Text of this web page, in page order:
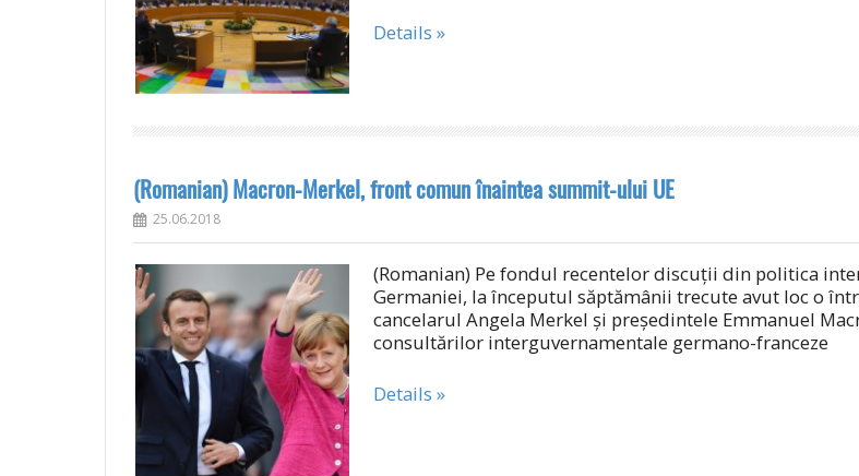
Details »
(Romanian) Macron-Merkel, front comun înaintea summit-ului UE
25.06.2018
(Romanian) Pe fondul recentelor discuții din politica
Germaniei, la începutul săptămânii trecute avut loc o
cancelarul Angela Merkel și președintele Emmanuel
consultărilor interguvernamentale germano-franceze
Details »